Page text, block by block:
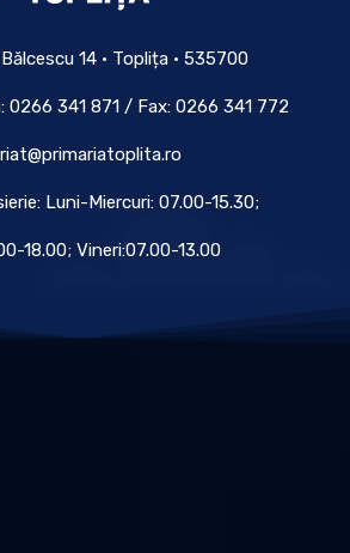
14 • Toplița • 535700
0266 341 871 / Fax: 0266 341 772
Luni-Miercuri: 07.00-15.30;
18.00; Vineri:07.00-13.00